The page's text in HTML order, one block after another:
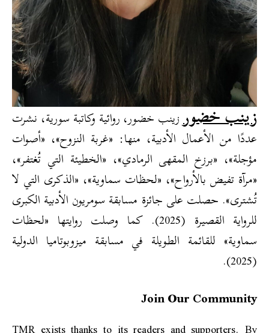
زينب خضورزينب خضور، روائية وكاتبة سورية، نشرت
عددًا من الأعمال الأدبية، منها: «غربة النزوح»، «أصوات
مؤجلة»، «برزخ المقهى الرمادي»، «الخطيئة التي تُغتفر»،
«مرآة تفيض بالأرواح»، «لحظات سماوية»، «الذكرى التي لا
تُشترى». حصلت على جائزة مسابقة سومريون الأدبية الكبرى
للرواية القصيرة (2025). كما وصلت روايتها «لحظات
سماوية» للقائمة الطويلة في مسابقة ميزوبوتاميا الدولية
(2025).
Join Our Community